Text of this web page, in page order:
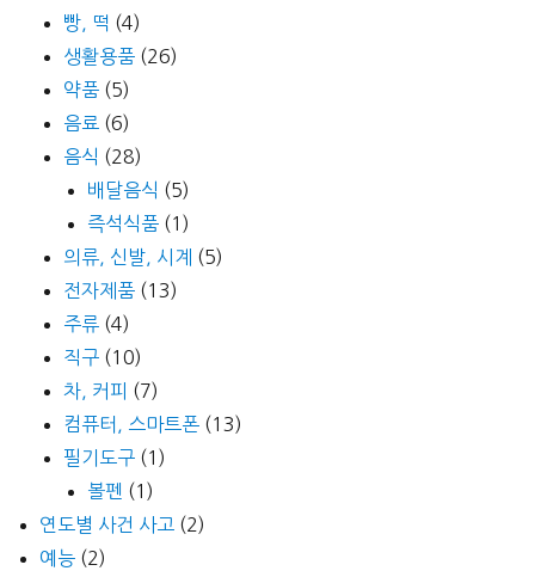
빵, 떡 (4)
생활용품 (26)
약품 (5)
음료 (6)
음식 (28)
배달음식 (5)
즉석식품 (1)
의류, 신발, 시계 (5)
전자제품 (13)
주류 (4)
직구 (10)
차, 커피 (7)
컴퓨터, 스마트폰 (13)
필기도구 (1)
볼펜 (1)
연도별 사건 사고 (2)
예능 (2)